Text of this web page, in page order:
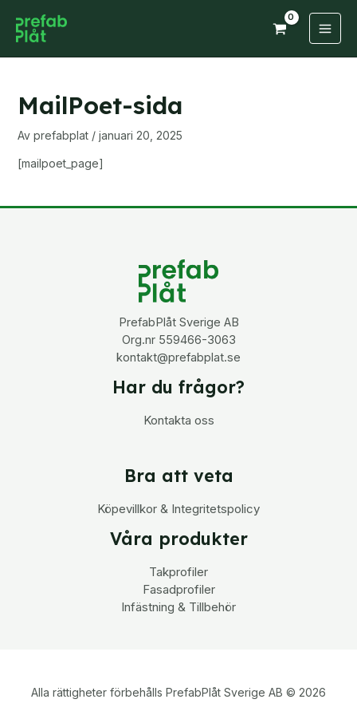
innehåll
Main
MailPoet-sida
Av prefabplat / januari 20, 2025
[mailpoet_page]
PrefabPlåt Sverige AB
Org.nr 559466-3063
kontakt@prefabplat.se
Har du frågor?
Kontakta oss
Bra att veta
Köpevillkor & Integritetspolicy
Våra produkter
Takprofiler
Fasadprofiler
Infästning & Tillbehör
Alla rättigheter förbehålls PrefabPlåt Sverige AB © 2026